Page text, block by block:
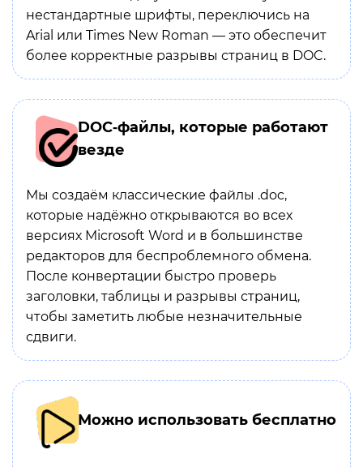
нестандартные шрифты, переключись на
Arial или Times New Roman — это обеспечит
более корректные разрывы страниц в DOC.
DOC‑файлы, которые работают
везде
Мы создаём классические файлы .doc,
которые надёжно открываются во всех
версиях Microsoft Word и в большинстве
редакторов для беспроблемного обмена.
После конвертации быстро проверь
заголовки, таблицы и разрывы страниц,
чтобы заметить любые незначительные
сдвиги.
Можно использовать бесплатно